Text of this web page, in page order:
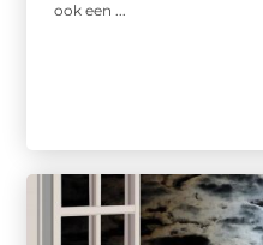
ook een ...